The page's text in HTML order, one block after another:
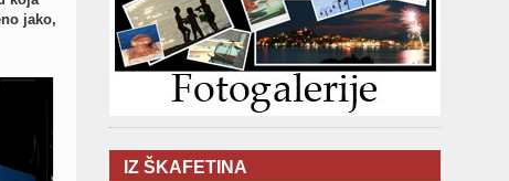
jako,
IZ ŠKAFETINA